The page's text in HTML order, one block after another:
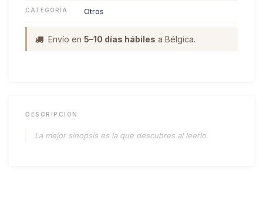
CATEGORÍA Otros
Envío en 5–10 días hábiles a Bélgica.
DESCRIPCIÓN
La mejor sinopsis es la que descubres al leerlo.